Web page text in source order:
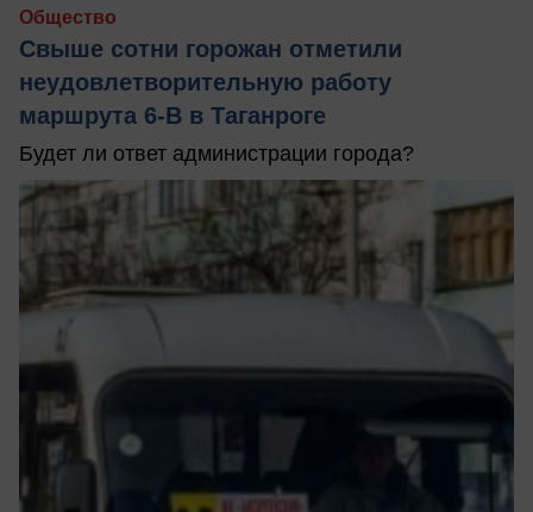
Общество
Свыше сотни горожан отметили
неудовлетворительную работу
маршрута 6-В в Таганроге
Будет ли ответ администрации города?